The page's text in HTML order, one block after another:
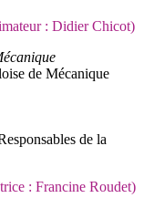
: Didier Chicot)
de Mécanique
de la
: Francine Roudet)